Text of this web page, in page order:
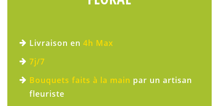
Livraison en 4h Max
7j/7
Bouquets faits à la main par un artisan
fleuriste